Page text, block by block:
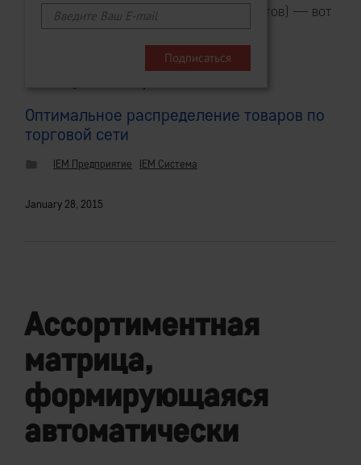
превосходящего конкурентов) — вот
как-то нет.
Оптимальное распределение товаров по
торговой сети
IEM Предприятие IEM Система
January 28, 2015
Ассортиментная
матрица,
формирующаяся
автоматически